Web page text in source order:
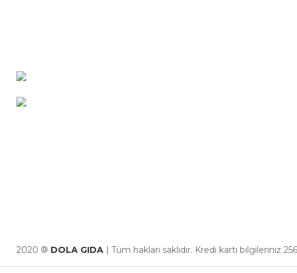
2020 ® DOLA GIDA | Tüm hakları saklıdır. Kredi kartı bilgileriniz